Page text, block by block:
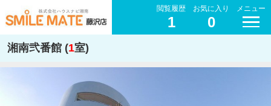
閲覧履歴
1
お気に入り
0
メニュー
湘南弐番館 (1室)